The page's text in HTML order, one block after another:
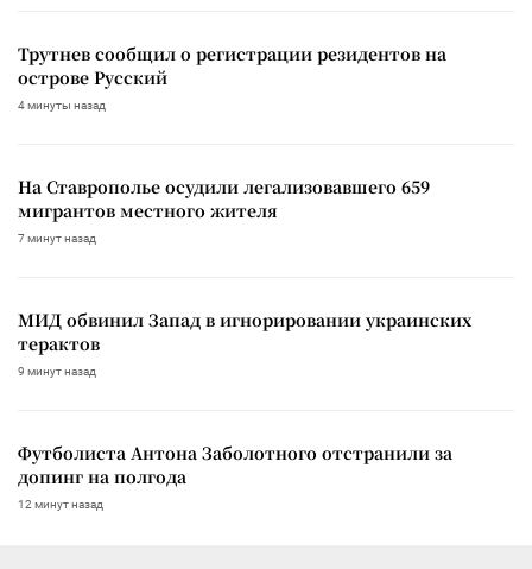
Трутнев сообщил о регистрации резидентов на
острове Русский
4 минуты назад
На Ставрополье осудили легализовавшего 659
мигрантов местного жителя
7 минут назад
МИД обвинил Запад в игнорировании украинских
терактов
9 минут назад
Футболиста Антона Заболотного отстранили за
допинг на полгода
12 минут назад